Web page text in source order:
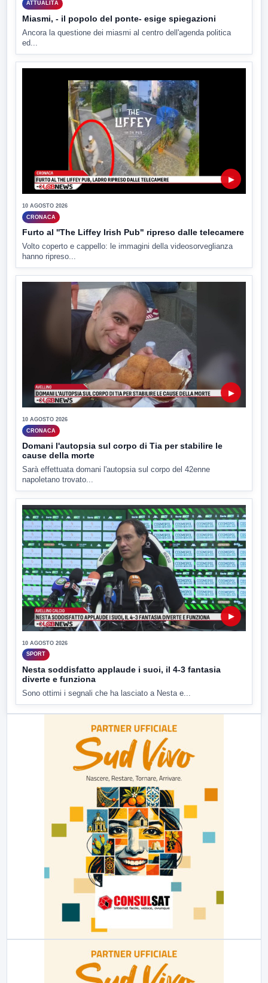
ATTUALITÀ
Miasmi, - il popolo del ponte- esige spiegazioni
Ancora la questione dei miasmi al centro dell'agenda politica
ed...
▶
10 AGOSTO 2026
CRONACA
Furto al ''The Liffey Irish Pub" ripreso dalle telecamere
Volto coperto e cappello: le immagini della videosorveglianza
hanno ripreso...
▶
10 AGOSTO 2026
CRONACA
Domani l'autopsia sul corpo di Tia per stabilire le
cause della morte
Sarà effettuata domani l'autopsia sul corpo del 42enne
napoletano trovato...
▶
10 AGOSTO 2026
SPORT
Nesta soddisfatto applaude i suoi, il 4-3 fantasia
diverte e funziona
Sono ottimi i segnali che ha lasciato a Nesta e...